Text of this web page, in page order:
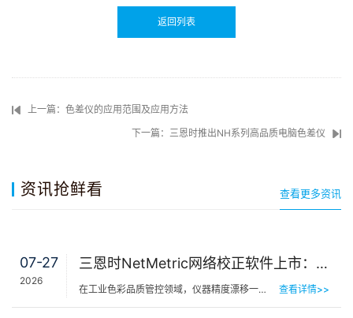
返回列表
上一篇：色差仪的应用范围及应用方法
下一篇：三恩时推出NH系列高品质电脑色差仪
资讯抢鲜看 查看更多资讯
07-27
2026
三恩时NetMetric网络校正软件上市：告别返厂，15分钟让测色仪“恢复出厂精度”
在工业色彩品质管控领域，仪器精度漂移一直是制造企业挥之不去的隐痛。同一批货，A车间测合格、B车间测不合… 查看详情>>